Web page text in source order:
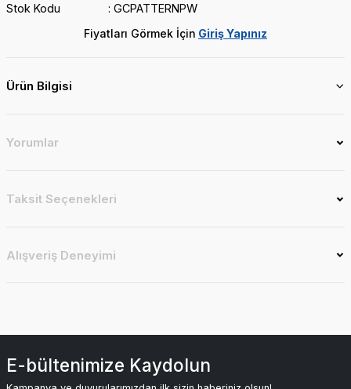
Stok Kodu
GCPATTERNPW
Fiyatları Görmek İçin Giriş Yapınız
Ürün Bilgisi
Yorumlar
Taksit Seçenekleri
Alışveriş Deneyimi
E-bültenimize Kaydolun